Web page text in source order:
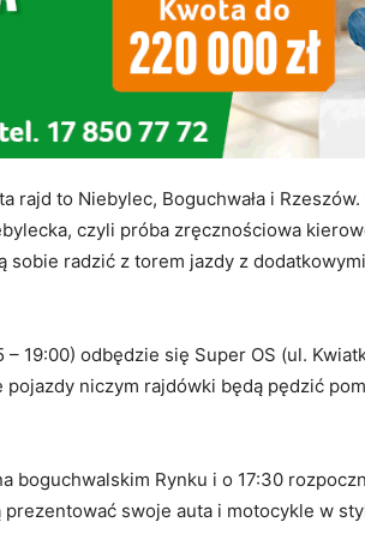
rajd to Niebylec, Boguchwała i Rzeszów.
czyli próba zręcznościowa
sobie radzić z torem jazdy z
– 19:00) odbędzie się Super OS (ul.
niczym rajdówki będą pędzić
boguchwalskim Rynku i o 17:30
prezentować swoje auta i motocykle w